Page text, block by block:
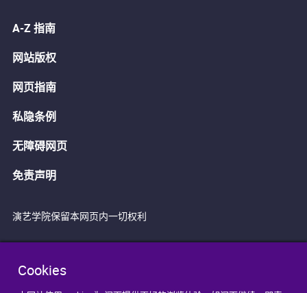
Cookies
A-Z 指南
网站版权
网页指南
私隐条例
无障碍网页
免责声明
演艺学院保留本网页内一切权利